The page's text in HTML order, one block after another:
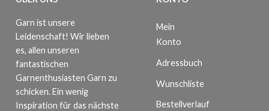
Garn ist unsere
Leidenschaft! Wir lieben
es, allen unseren
fantastischen
Garnenthusiasten Garn zu
schicken. Ein wenig
Inspiration für das nächste
Mein
Konto
Adressbuch
Wunschliste
Bestellverlauf